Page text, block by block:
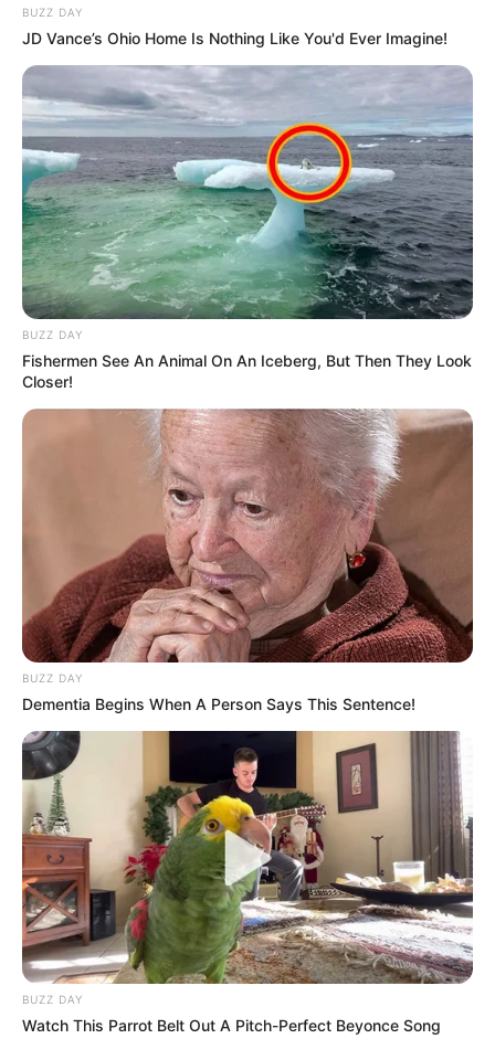
BUZZ DAY
JD Vance’s Ohio Home Is Nothing Like You'd Ever Imagine!
BUZZ DAY
Fishermen See An Animal On An Iceberg, But Then They Look
Closer!
BUZZ DAY
Dementia Begins When A Person Says This Sentence!
BUZZ DAY
Watch This Parrot Belt Out A Pitch-Perfect Beyonce Song